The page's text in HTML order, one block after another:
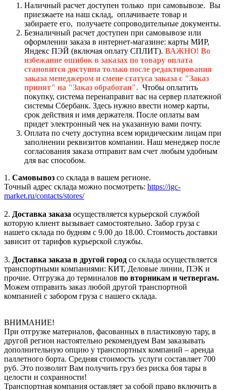
Наличный расчет доступен только при самовывозе. Вы
приезжаете на наш склад, оплачиваете товар и
забираете его, получаете сопроводительные документы.
Безналичный расчет доступен при самовывозе или
оформлении заказа в интернет-магазине: карты МИР,
Яндекс ПЭЙ (включая оплату СПЛИТ). ВАЖНО! Во
избежание ошибок в заказах по товару оплата
становится доступна только после редактирования
заказа менеджером и смене статуса заказа с "Заказ
принят" на "Заказ обработан". Чтобы оплатить
покупку, система перенаправит вас на сервер платежной
системы Сбербанк. Здесь нужно ввести номер карты,
срок действия и имя держателя. После оплаты вам
придет электронный чек на указанную вами почту.
Оплата по счету доступна всем юридическим лицам при
заполнении реквизитов компании. Наш менеджер после
согласования заказа отправит вам счет любым удобным
для вас способом.
1. Самовывоз со склада в вашем регионе.
Точный адрес склада можно посмотреть: https://igc-
market.ru/contacts/stores/
2. Доставка заказа осуществляется курьерской службой
которую клиент вызывает самостоятельно. Забор груза с
нашего склада по будням с 9.00 до 18.00. Стоимость доставки
зависит от тарифов курьерской службы.
3. Доставка заказа в другой город со склада осуществляется
транспортными компаниями: КИТ, Деловые линии, ПЭК и
прочие. Отгрузка до терминалов по вторникам и четвергам.
Можем отправить заказ любой другой транспортной
компанией с забором груза с нашего склада.
ВНИМАНИЕ!
При отгрузке материалов, фасованных в пластиковую тару, в
другой регион настоятельно рекомендуем Вам заказывать
дополнительную опцию у транспортных компаний – аренда
паллетного борта. Средняя стоимость услуги составляет 700
руб. Это позволит Вам получить груз без риска боя тары в
целости и сохранности!
Транспортная компания оставляет за собой право включить в